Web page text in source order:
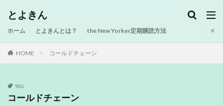
とよきん
ホーム とよきんとは？ the New Yorker定期購読方法
HOME コールドチェーン
TAG
コールドチェーン